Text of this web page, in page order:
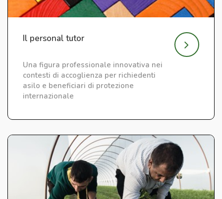
Il personal tutor
Una figura professionale innovativa nei
contesti di accoglienza per richiedenti
asilo e beneficiari di protezione
internazionale